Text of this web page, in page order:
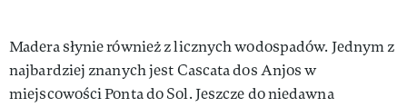
Madera słynie również z licznych wodospadów. Jednym z
najbardziej znanych jest Cascata dos Anjos w
miejscowości Ponta do Sol. Jeszcze do niedawna